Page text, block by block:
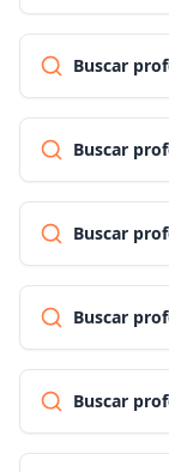
Buscar
Buscar
Buscar
Buscar
Buscar